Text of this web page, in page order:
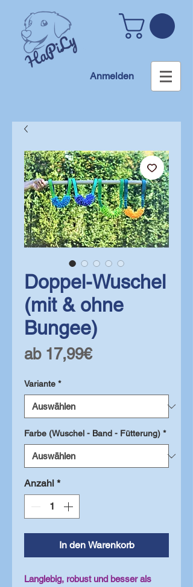
Anmelden
Doppel-Wuschel
(mit & ohne
Bungee)
ab 17,99€Sale-
Variante *
Farbe (Wuschel - Band - Fütterung) *
Anzahl *
In den Warenkorb
Langlebig, robust und besser als